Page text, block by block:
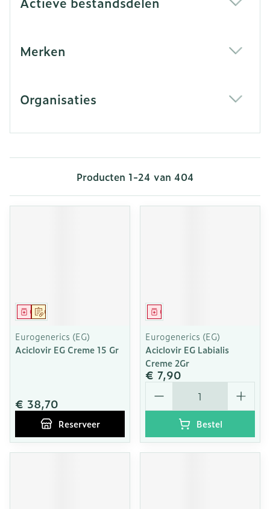
Merken
Organisaties
Producten 1-24 van 404
Op voorschrift
Geneesmiddel
Eurogenerics (EG)
Aciclovir EG Creme 15 Gr
€ 38,70
Reserveer
Geneesmiddel
Eurogenerics (EG)
Aciclovir EG Labialis
Creme 2Gr
€ 7,90
Aantal
Bestel